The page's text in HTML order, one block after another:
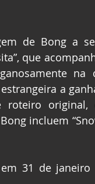
de Bong a
que
a
original,
incluem
31 de